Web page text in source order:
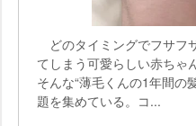
どのタイミングでフサフ
てしまう可愛らしい赤ちゃ
そんな“薄毛くんの1年間の
題を集めている。コ...